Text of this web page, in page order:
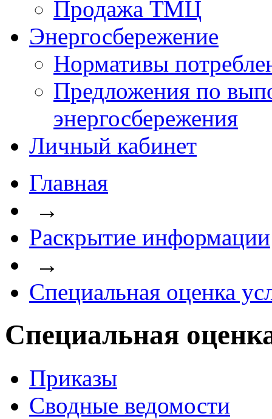
Продажа ТМЦ
Энергосбережение
Нормативы
Предложения по
энергосбережения
Личный кабинет
Главная
→
Раскрытие информации
→
Специальная оценка
Специальная
Приказы
Сводные ведомости